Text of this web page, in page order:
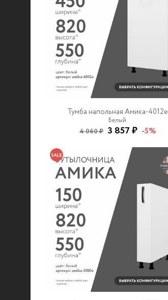
Тумба напольная Амика-4012e
Белый
4 060 ₽ 3 857 ₽ -5%